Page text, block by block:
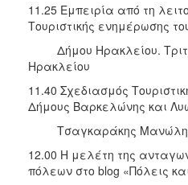
11.25 Εμπειρία από τη
Τουριστικής ενημέρωσης
Δήμου Ηρακλείου.
Ηρακλείου
11.40 Σχεδιασμός
Δήμους Βαρκελώνης και
Τσαγκαράκης
12.00 Η μελέτη της
πόλεων στο blog «Πόλεις